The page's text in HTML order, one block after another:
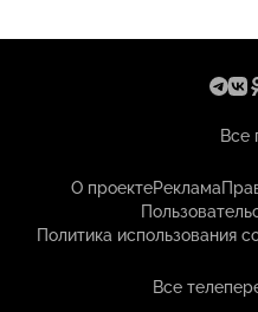
Все
О проектеРеклама
Политика использования
Все